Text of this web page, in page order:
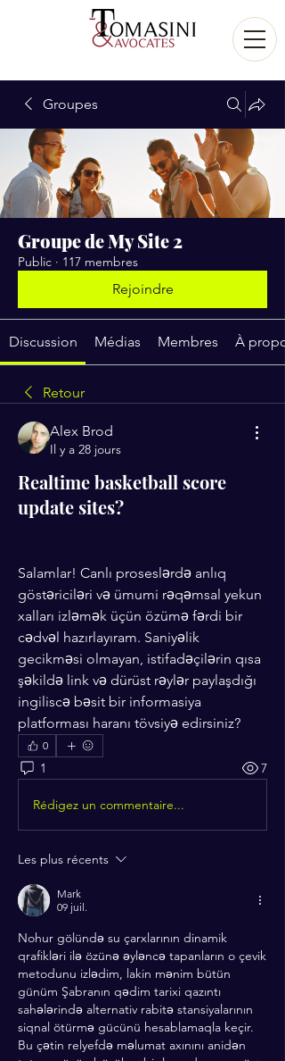
Groupes
Groupe de My Site 2
Public · 117 membres
Rejoindre
Discussion Médias Membres À
Retour
Alex Brod
Il y a 28 jours
Realtime basketball score
update sites?
Salamlar! Canlı proseslərdə anlıq
göstəriciləri və ümumi rəqəmsal yekun
xalları izləmək üçün özümə fərdi bir
cədvəl hazırlayıram. Saniyəlik
gecikməsi olmayan, istifadəçilərin qısa
şəkildə link və dürüst rəylər paylaşdığı
ingiliscə bəsit bir informasiya
platforması haranı tövsiyə edirsiniz?
0
1 7
Rédigez un commentaire...
Les plus récents
Mark
09 juil.
Nohur gölündə su çarxlarının dinamik
qrafikləri ilə özünə əyləncə tapanların o çevik
metodunu izlədim, lakin mənim bütün
günüm Şabranın qədim tarixi qazıntı
sahələrində alternativ rabitə stansiyalarının
siqnal ötürmə gücünü hesablamaqla keçir.
Bu çətin relyefdə məlumat axınını anidən